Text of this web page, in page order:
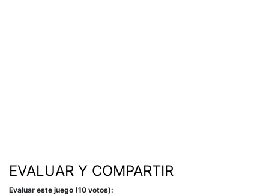
EVALUAR Y COMPARTIR
Evaluar este juego (10 votos):